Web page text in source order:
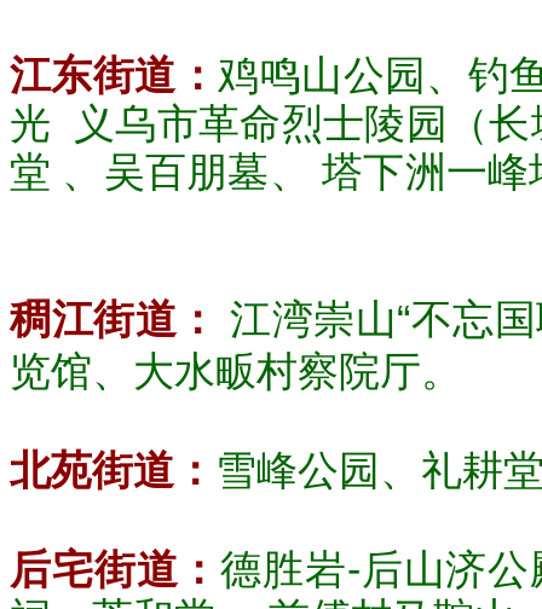
江东街道： 鸡鸣山公园、钓
光 义乌市革命烈士陵园（
堂 、吴百朋墓、 塔下洲一
稠江街道：
江湾崇山“不忘
览馆、大水畈村察院厅。
北苑街道： 雪峰公园、礼耕
后宅街道：德胜岩-后山济